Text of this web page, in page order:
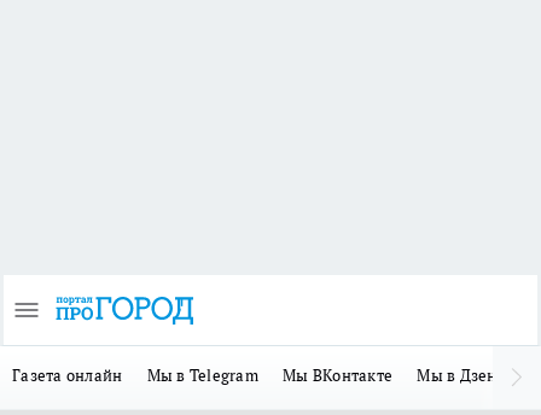
Газета онлайн Мы в Telegram Мы ВКонтакте Мы в Дзене